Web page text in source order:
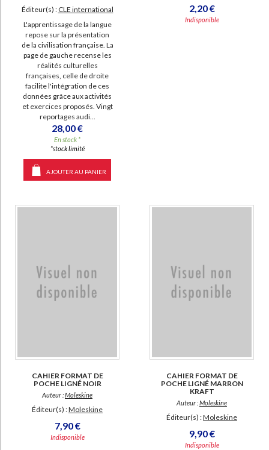
Éditeur(s) : CLE international
L'apprentissage de la langue
repose sur la présentation
de la civilisation française. La
page de gauche recense les
réalités culturelles
françaises, celle de droite
facilite l'intégration de ces
données grâce aux activités
et exercices proposés. Vingt
reportages audi...
28,00 €
En stock *
*stock limité
AJOUTER AU PANIER
2,20 €
Indisponible
CAHIER FORMAT DE
POCHE LIGNÉ NOIR
Auteur :Moleskine
Éditeur(s) :Moleskine
7,90 €
Indisponible
CAHIER FORMAT DE
POCHE LIGNÉ MARRON
KRAFT
Auteur :Moleskine
Éditeur(s) :Moleskine
9,90 €
Indisponible